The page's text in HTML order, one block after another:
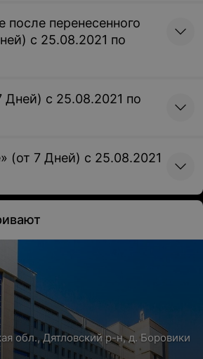
после перенесенного
с 25.08.2021 по
Дней) с 25.08.2021 по
(от 7 Дней) с 25.08.2021
обл., Дятловский р-н, д. Боровики